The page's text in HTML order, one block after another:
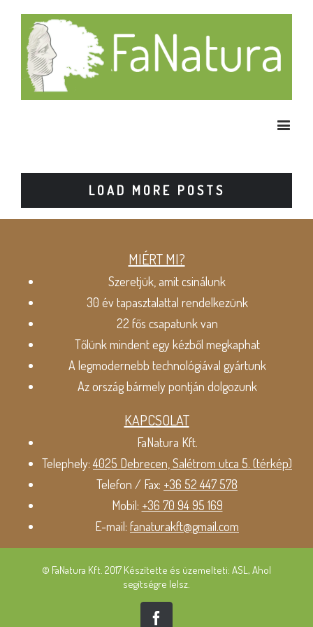
LOAD MORE POSTS
MIÉRT MI?
Szeretjük, amit csinálunk
30 év tapasztalattal rendelkezünk
22 fős csapatunk van
Tőlünk mindent egy kézből megkaphat
A legmodernebb technológiával gyártunk
Az ország bármely pontján dolgozunk
KAPCSOLAT
FaNatura Kft.
Telephely:4025 Debrecen, Salétrom utca 5. (térkép)
Telefon / Fax: +36 52 447 578
Mobil: +36 70 94 95 169
E-mail: fanaturakft@gmail.com
© FaNatura Kft. 2017 Készítette és üzemelteti: ASL, Ahol
segítségre lelsz.